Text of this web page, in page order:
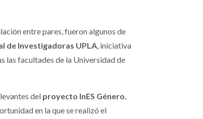
entre pares, fueron algunos de
de Investigadoras UPLA, iniciativa
las facultades de la Universidad de
del proyecto InES Género,
en la que se realizó el